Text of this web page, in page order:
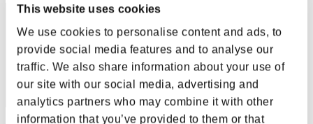
This website uses cookies
We use cookies to personalise content and ads, to
provide social media features and to analyse our
traffic. We also share information about your use of
our site with our social media, advertising and
analytics partners who may combine it with other
information that you’ve provided to them or that